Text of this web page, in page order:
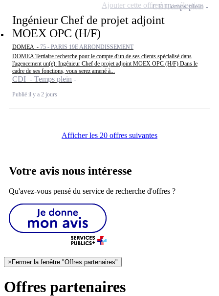
Ingénieur Chef de projet adjoint
MOEX OPC (H/F)
DOMEA - 75 - PARIS 19E ARRONDISSEMENT
DOMEA Tertiaire recherche pour le compte d'un de ses clients spécialisé dans
l'agencement un(e): Ingénieur Chef de projet adjoint MOEX OPC (H/F) Dans le
cadre de ses fonctions, vous serez amené à...
CDI - Temps plein
Publié il y a 2 jours
CDITemps plein
Ajouter cette offre à ma sélection
Afficher les 20 offres suivantes
Votre avis nous intéresse
Qu'avez-vous pensé du service de recherche d'offres ?
× Fermer la fenêtre "Offres partenaires"
Offres partenaires